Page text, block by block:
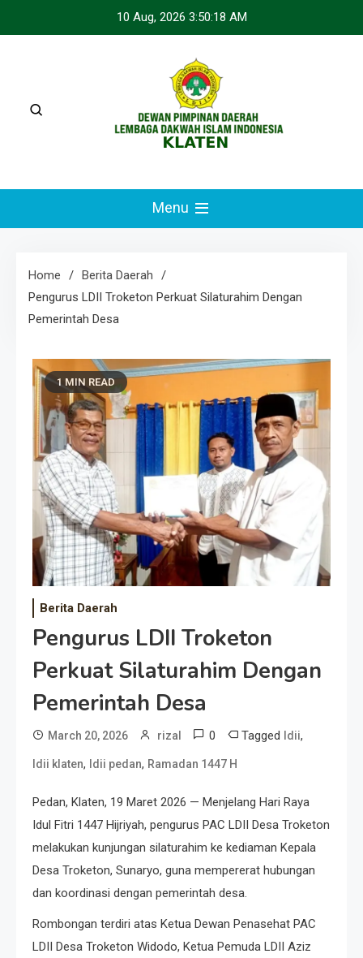
to
10 Aug, 2026 3:50:19 AM
LDII KLATEN
Menu
Home
Berita Daerah
Pengurus LDII Troketon Perkuat Silaturahim Dengan
Pemerintah Desa
1 MIN READ
Berita Daerah
Pengurus LDII Troketon
Perkuat Silaturahim Dengan
Pemerintah Desa
March 20, 2026 rizal 0 Tagged ldii,
ldii klaten, ldii pedan, Ramadan 1447 H
Pedan, Klaten, 19 Maret 2026 — Menjelang Hari Raya
Idul Fitri 1447 Hijriyah, pengurus PAC LDII Desa Troketon
melakukan kunjungan silaturahim ke kediaman Kepala
Desa Troketon, Sunaryo, guna mempererat hubungan
dan koordinasi dengan pemerintah desa.
Rombongan terdiri atas Ketua Dewan Penasehat PAC
LDII Desa Troketon Widodo, Ketua Pemuda LDII Aziz